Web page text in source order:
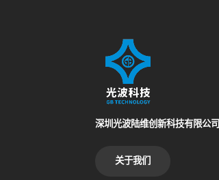
深圳光波陆维创新科技有限公司
关于我们